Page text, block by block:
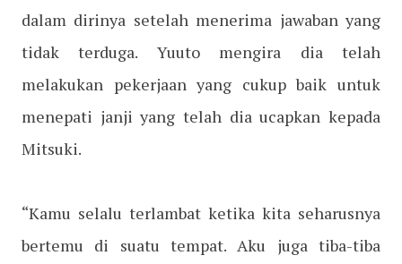
dalam dirinya setelah menerima jawaban yang
tidak terduga. Yuuto mengira dia telah
melakukan pekerjaan yang cukup baik untuk
menepati janji yang telah dia ucapkan kepada
Mitsuki.
“Kamu selalu terlambat ketika kita seharusnya
bertemu di suatu tempat. Aku juga tiba-tiba